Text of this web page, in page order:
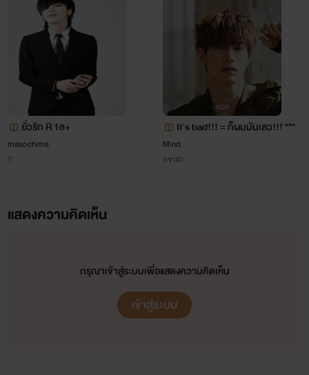
วินดี้:ได้ลูกค้ารายแรกแล้วเว้ย..เฮงๆๆ
ไอ้ตี๋:น้องๆไปส่งพี่ที่ xxx หน่อย คิดเท่าไร
วินดี้:ขึ้นมาก่อนเพ่...อืมม 80ฮะ
ไอ้ตี๋:แพงไปป่าว...แค่นี้เองน้อง
.......ก่อนถึงที่หมาย(สถานที่เกิดเหตุ).....
เห้ยยยย!! ขับรถภาษาไรของมันว่ะ
ยั่วรัก R 18+
masochims
Y
It's bad!!! = ก็ผมมันเลว!!! ***
Mind
ดราม่า
แสดงความคิดเห็น
กรุณาเข้าสู่ระบบเพื่อแสดงความคิดเห็น
เข้าสู่ระบบ